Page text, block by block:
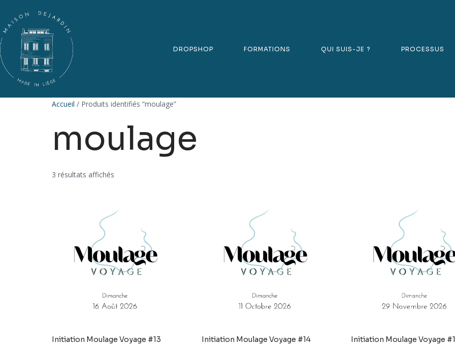
DROPSHOP FORMATIONS QUI SUIS-JE ? PROCESSUS
Accueil / Produits identifiés “moulage”
moulage
3 résultats affichés
Initiation Moulage Voyage #13 Initiation Moulage Voyage #14 Initiation Moulage Voyage